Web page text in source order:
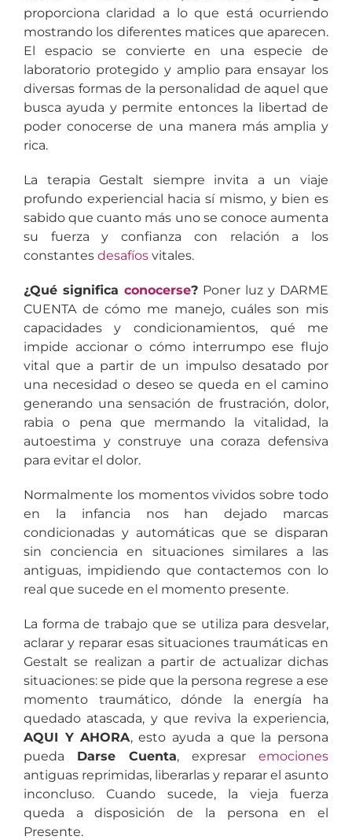
proporciona claridad a lo que está ocurriendo
mostrando los diferentes matices que aparecen.
El espacio se convierte en una especie de
laboratorio protegido y amplio para ensayar los
diversas formas de la personalidad de aquel que
busca ayuda y permite entonces la libertad de
poder conocerse de una manera más amplia y
rica.
La terapia Gestalt siempre invita a un viaje
profundo experiencial hacia sí mismo, y bien es
sabido que cuanto más uno se conoce aumenta
su fuerza y confianza con relación a los
constantes desafíosvitales.
¿Qué significa conocerse? Poner luz y DARME
CUENTA de cómo me manejo, cuáles son mis
capacidades y condicionamientos, qué me
impide accionar o cómo interrumpo ese flujo
vital que a partir de un impulso desatado por
una necesidad o deseo se queda en el camino
generando una sensación de frustración, dolor,
rabia o pena que mermando la vitalidad, la
autoestima y construye una coraza defensiva
para evitar el dolor.
Normalmente los momentos vividos sobre todo
en la infancia nos han dejado marcas
condicionadas y automáticas que se disparan
sin conciencia en situaciones similares a las
antiguas, impidiendo que contactemos con lo
real que sucede en el momento presente.
La forma de trabajo que se utiliza para desvelar,
aclarar y reparar esas situaciones traumáticas en
Gestalt se realizan a partir de actualizar dichas
situaciones: se pide que la persona regrese a ese
momento traumático, dónde la energía ha
quedado atascada, y que reviva la experiencia,
AQUI Y AHORA, esto ayuda a que la persona
pueda Darse Cuenta, expresaremociones
antiguas reprimidas, liberarlas y reparar el asunto
inconcluso. Cuando sucede, la vieja fuerza
queda a disposición de la persona en el
Presente.